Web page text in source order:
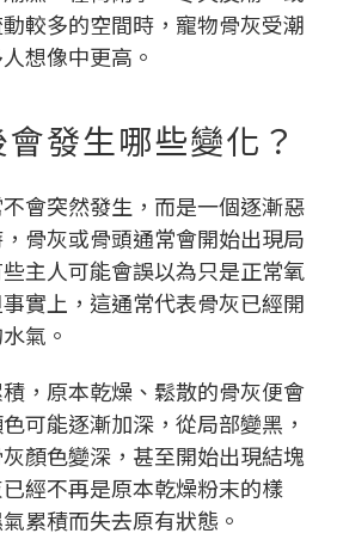
較多的空間時，寵物骨灰受潮
想像中更高。
發生哪些變化？
會突然發生，而是一個逐漸惡
骨灰或骨頭通常會開始出現局
主人可能會誤以為只是正常氧
實上，這通常代表骨灰已經開
氣。
，原本乾燥、鬆散的骨灰便會
可能逐漸加深，從局部變黑，
顏色變深，甚至開始出現結塊
經不再是原本乾燥粉末的樣
累積而失去原有狀態。